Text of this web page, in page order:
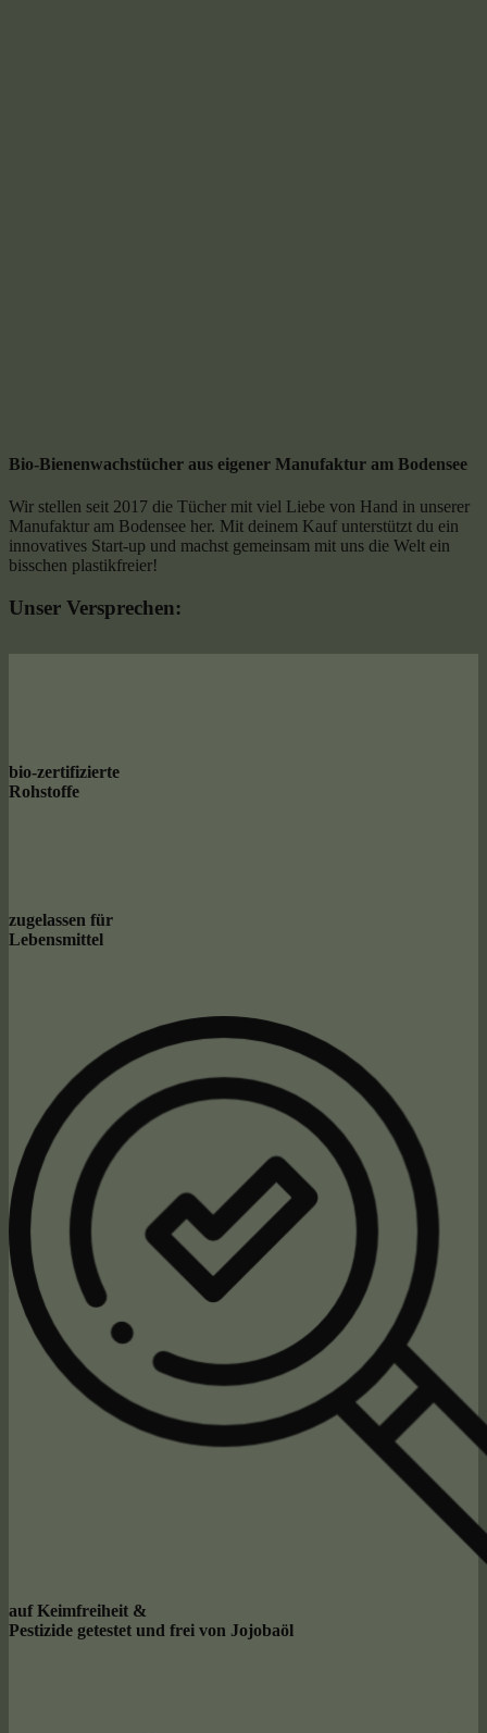
Bio-Bienenwachstücher aus eigener Manufaktur am Bodensee
Wir stellen seit 2017 die Tücher mit viel Liebe von Hand in unserer
Manufaktur am Bodensee her. Mit deinem Kauf unterstützt du ein
innovatives Start-up und machst gemeinsam mit uns die Welt ein
bisschen plastikfreier!
Unser Versprechen:
bio-zertifizierte
Rohstoffe
zugelassen für
Lebensmittel
auf Keimfreiheit &
Pestizide getestet und frei von Jojobaöl